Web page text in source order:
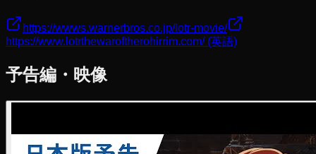
https://wwws.warnerbros.co.jp/lotr-movie/
https://www.lotrthewaroftherohirrim.com/(英語)
予告編・映像